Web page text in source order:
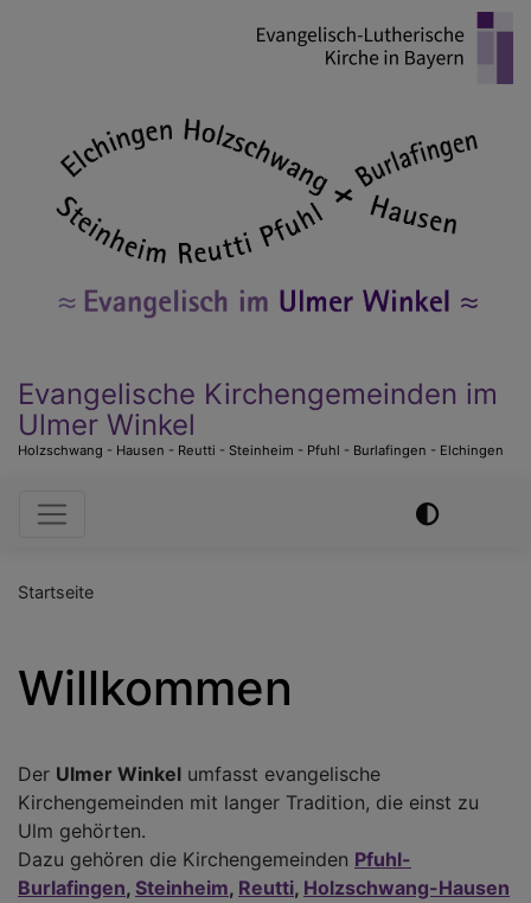
Evangelische Kirchengemeinden im
Ulmer Winkel
Holzschwang - Hausen - Reutti - Steinheim - Pfuhl - Burlafingen - Elchingen
Hauptnavigation
Startseite
Willkommen
Der Ulmer Winkel umfasst evangelische
Kirchengemeinden mit langer Tradition, die einst zu
Ulm gehörten.
Dazu gehören die Kirchengemeinden Pfuhl-
Burlafingen, Steinheim, Reutti, Holzschwang-Hausen